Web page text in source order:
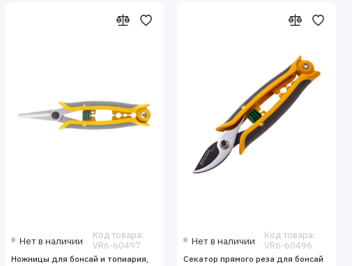
Нет в наличии
Код товара:
VR6-60497
Ножницы для бонсай и топиария,
Нет в наличии
Код товара:
VR6-60496
Секатор прямого реза для бонсай